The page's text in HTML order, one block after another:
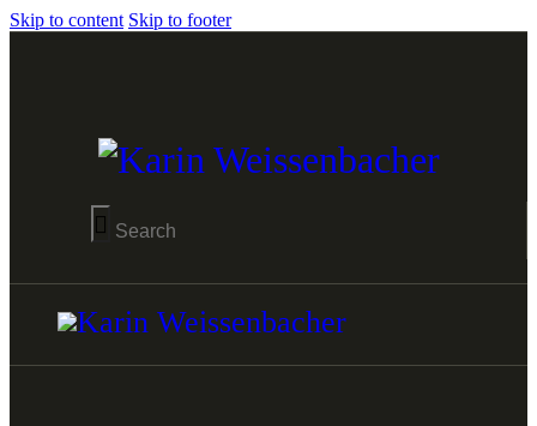
Skip to content Skip to footer